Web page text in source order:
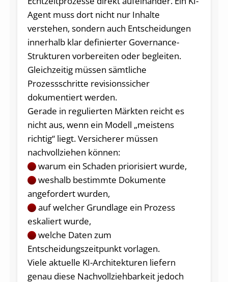
Agent muss dort nicht nur Inhalte
verstehen, sondern auch Entscheidungen
innerhalb klar definierter Governance-
Strukturen vorbereiten oder begleiten.
Gleichzeitig müssen sämtliche
Prozessschritte revisionssicher
dokumentiert werden.
Gerade in regulierten Märkten reicht es
nicht aus, wenn ein Modell „meistens
richtig“ liegt. Versicherer müssen
nachvollziehen können:
warum ein Schaden priorisiert wurde,
weshalb bestimmte Dokumente
angefordert wurden,
auf welcher Grundlage ein Prozess
eskaliert wurde,
welche Daten zum
Entscheidungszeitpunkt vorlagen.
Viele aktuelle KI-Architekturen liefern
genau diese Nachvollziehbarkeit jedoch